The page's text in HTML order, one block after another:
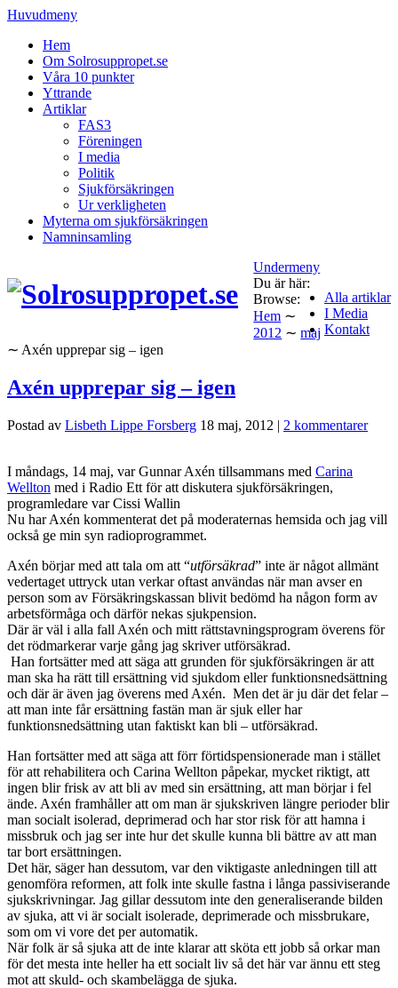
Huvudmeny
Hem
Om Solrosuppropet.se
Våra 10 punkter
Yttrande
Artiklar
FAS3
Föreningen
I media
Politik
Sjukförsäkringen
Ur verkligheten
Myterna om sjukförsäkringen
Namninsamling
Undermeny
Alla artiklar
I Media
Kontakt
Du är här:
Browse:
Hem ∼
2012 ∼ maj
∼ Axén upprepar sig – igen
Axén upprepar sig – igen
Postad av Lisbeth Lippe Forsberg 18 maj, 2012 | 2 kommentarer
I måndags, 14 maj, var Gunnar Axén tillsammans med Carina
Wellton med i Radio Ett för att diskutera sjukförsäkringen,
programledare var Cissi Wallin
Nu har Axén kommenterat det på moderaternas hemsida och jag vill
också ge min syn radioprogrammet.
Axén börjar med att tala om att “utförsäkrad” inte är något allmänt
vedertaget uttryck utan verkar oftast användas när man avser en
person som av Försäkringskassan blivit bedömd ha någon form av
arbetsförmåga och därför nekas sjukpension.
Där är väl i alla fall Axén och mitt rättstavningsprogram överens för
det rödmarkerar varje gång jag skriver utförsäkrad.
Han fortsätter med att säga att grunden för sjukförsäkringen är att
man ska ha rätt till ersättning vid sjukdom eller funktionsnedsättning
och där är även jag överens med Axén. Men det är ju där det felar –
att man inte får ersättning fastän man är sjuk eller har
funktionsnedsättning utan faktiskt kan bli – utförsäkrad.
Han fortsätter med att säga att förr förtidspensionerade man i stället
för att rehabilitera och Carina Wellton påpekar, mycket riktigt, att
ingen blir frisk av att bli av med sin ersättning, att man börjar i fel
ände. Axén framhåller att om man är sjukskriven längre perioder blir
man socialt isolerad, deprimerad och har stor risk för att hamna i
missbruk och jag ser inte hur det skulle kunna bli bättre av att man
tar bort ersättningen.
Det här, säger han dessutom, var den viktigaste anledningen till att
genomföra reformen, att folk inte skulle fastna i långa passiviserande
sjukskrivningar. Jag gillar dessutom inte den generaliserande bilden
av sjuka, att vi är socialt isolerade, deprimerade och missbrukare,
som om vi vore det per automatik.
När folk är så sjuka att de inte klarar att sköta ett jobb så orkar man
för det mesta inte heller ha ett socialt liv så det här var ännu ett steg
mot att skuld- och skambelägga de sjuka.